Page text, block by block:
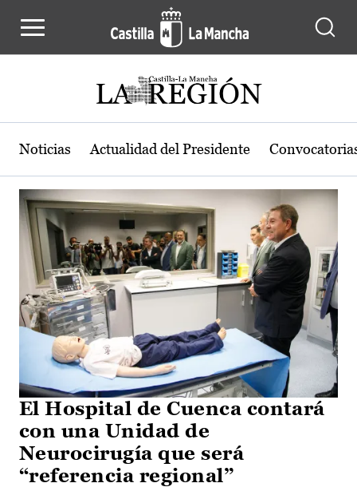
Actualidad de la región de Castilla-
Noticias Actualidad del Presidente
El Hospital de Cuenca contará
con una Unidad de
Neurocirugía que será
“referencia regional”